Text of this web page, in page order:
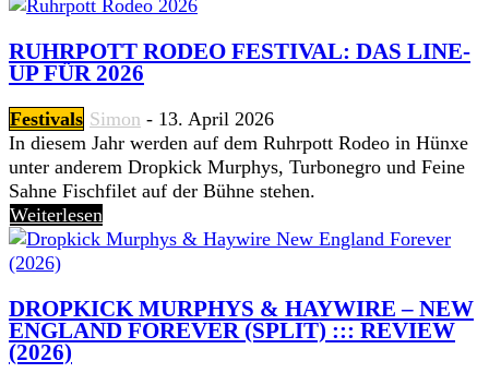
RUHRPOTT RODEO FESTIVAL: DAS LINE-
UP FÜR 2026
Festivals Simon - 13. April 2026
In diesem Jahr werden auf dem Ruhrpott Rodeo in Hünxe
unter anderem Dropkick Murphys, Turbonegro und Feine
Sahne Fischfilet auf der Bühne stehen.
Weiterlesen
DROPKICK MURPHYS & HAYWIRE – NEW
ENGLAND FOREVER (SPLIT) ::: REVIEW
(2026)